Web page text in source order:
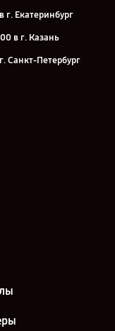
г. Екатеринбург
в г. Казань
Санкт-Петербург